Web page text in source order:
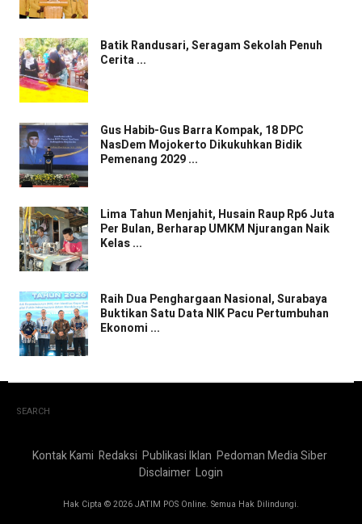
Batik Randusari, Seragam Sekolah Penuh
Cerita ...
Gus Habib-Gus Barra Kompak, 18 DPC
NasDem Mojokerto Dikukuhkan Bidik
Pemenang 2029 ...
Lima Tahun Menjahit, Husain Raup Rp6 Juta
Per Bulan, Berharap UMKM Njurangan Naik
Kelas ...
Raih Dua Penghargaan Nasional, Surabaya
Buktikan Satu Data NIK Pacu Pertumbuhan
Ekonomi ...
SEARCH
Kontak Kami Redaksi Publikasi Iklan Pedoman Media Siber
Disclaimer Login
Hak Cipta © 2026 JATIM POS Online. Semua Hak Dilindungi.